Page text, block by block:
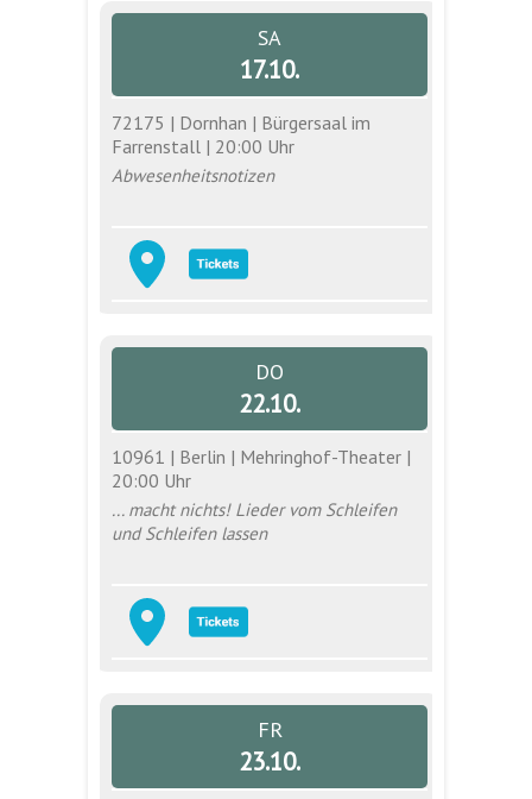
SA
17.10.
72175 | Dornhan | Bürgersaal im
Farrenstall | 20:00 Uhr
Abwesenheitsnotizen
DO
22.10.
10961 | Berlin | Mehringhof-Theater |
20:00 Uhr
... macht nichts! Lieder vom Schleifen
und Schleifen lassen
FR
23.10.